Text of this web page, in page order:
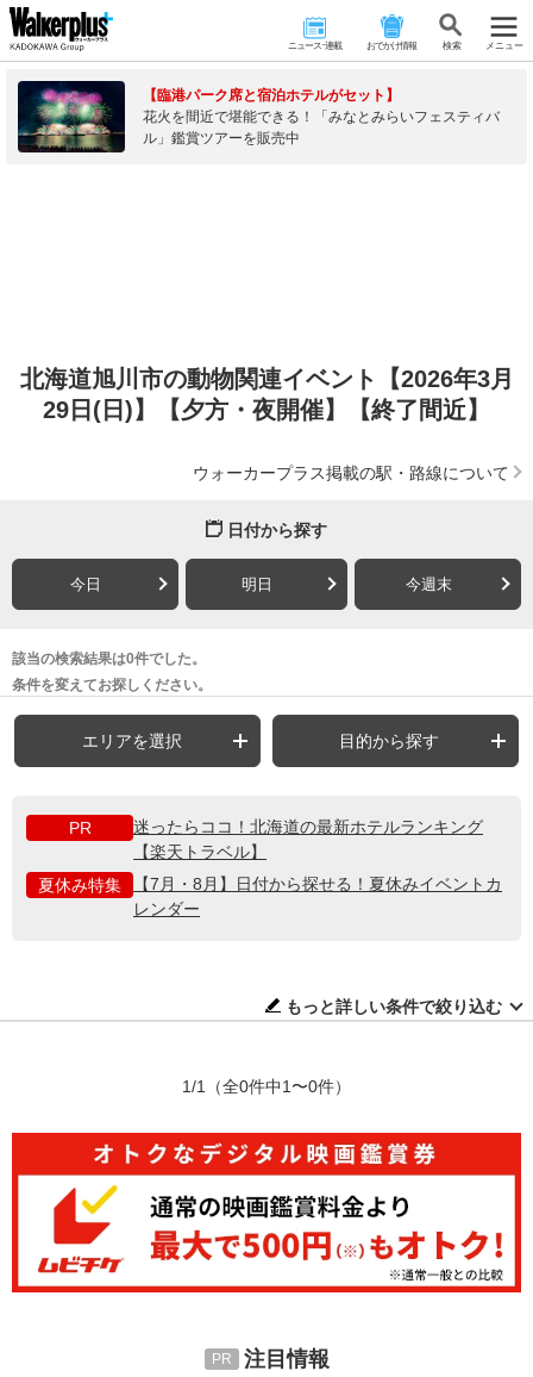
ニュース･連載 おでかけ情報 検 索 メニュー
【臨港パーク席と宿泊ホテルがセット】
花火を間近で堪能できる！「みなとみらいフェスティバ
ル」鑑賞ツアーを販売中
北海道旭川市の動物関連イベント【2026年3月
29日(日)】【夕方・夜開催】【終了間近】
ウォーカープラス掲載の駅・路線について
日付から探す
今日 明日 今週末
該当の検索結果は0件でした。
条件を変えてお探しください。
エリアを選択 目的から探す
PR
迷ったらココ！北海道の最新ホテルランキング
【楽天トラベル】
夏休み特集
【7月・8月】日付から探せる！夏休みイベントカ
レンダー
もっと詳しい条件で絞り込む
1/1 （全0件中1〜0件）
注目情報